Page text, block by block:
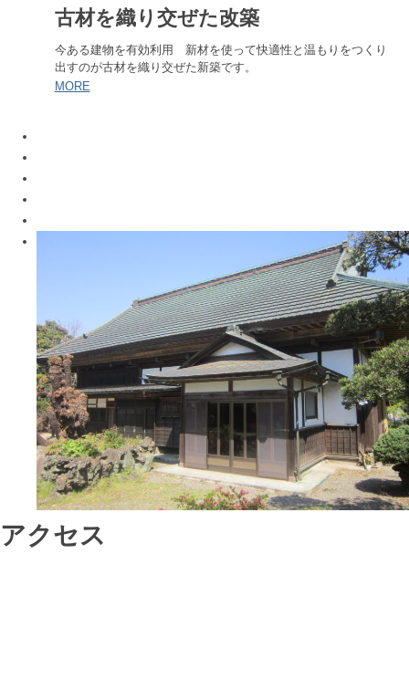
古材を織り交ぜた改築
今ある建物を有効利用 新材を使って快適性と温もりをつくり
出すのが古材を織り交ぜた新築です。
MORE
アクセス